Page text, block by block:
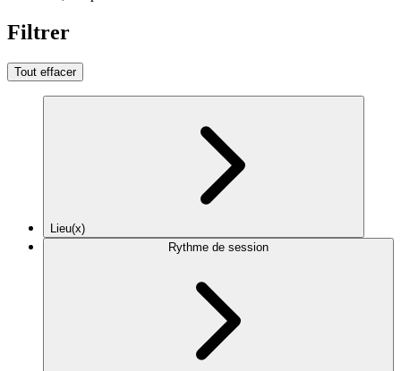
Filtrer
Tout effacer
Lieu(x)
Rythme de session